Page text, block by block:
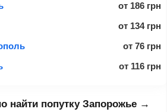
от 186 грн
от 134 грн
от 76 грн
от 116 грн